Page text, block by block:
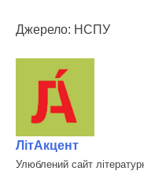
Джерело: НСПУ
ЛітАкцент
Улюблений сайт